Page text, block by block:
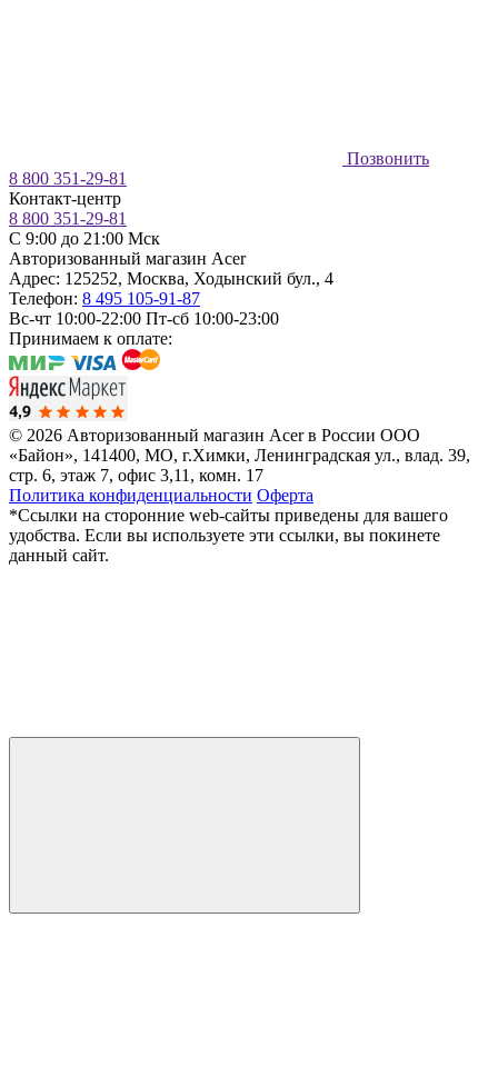
Позвонить
8 800 351-29-81
Контакт-центр
8 800 351-29-81
C 9:00 до 21:00 Мск
Авторизованный магазин Acer
Адрес: 125252, Москва, Ходынский бул., 4
Телефон: 8 495 105-91-87
Вс-чт 10:00-22:00 Пт-сб 10:00-23:00
Принимаем к оплате:
© 2026 Авторизованный магазин Acer в России ООО
«Байон», 141400, МО, г.Химки, Ленинградская ул., влад. 39,
стр. 6, этаж 7, офис 3,11, комн. 17
Политика конфиденциальности Оферта
*Ссылки на сторонние web-сайты приведены для вашего
удобства. Если вы используете эти ссылки, вы покинете
данный сайт.